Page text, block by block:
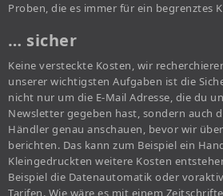
Proben, die es immer für ein begrenztes
… sicher
Keine versteckte Kosten, wir
unserer wichtigsten Aufgaben ist die
nicht nur um die E-Mail Adresse, die du
Newsletter gegeben hast, sondern auch
Händler genau anschauen, bevor wir
berichten. Das kann zum Beispiel ein
Kleingedruckten weitere Kosten
Beispiel die Datenautomatik oder
Tarifen. Wie wäre es mit einem